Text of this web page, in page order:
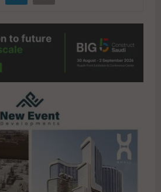
its-executive-plan-with-